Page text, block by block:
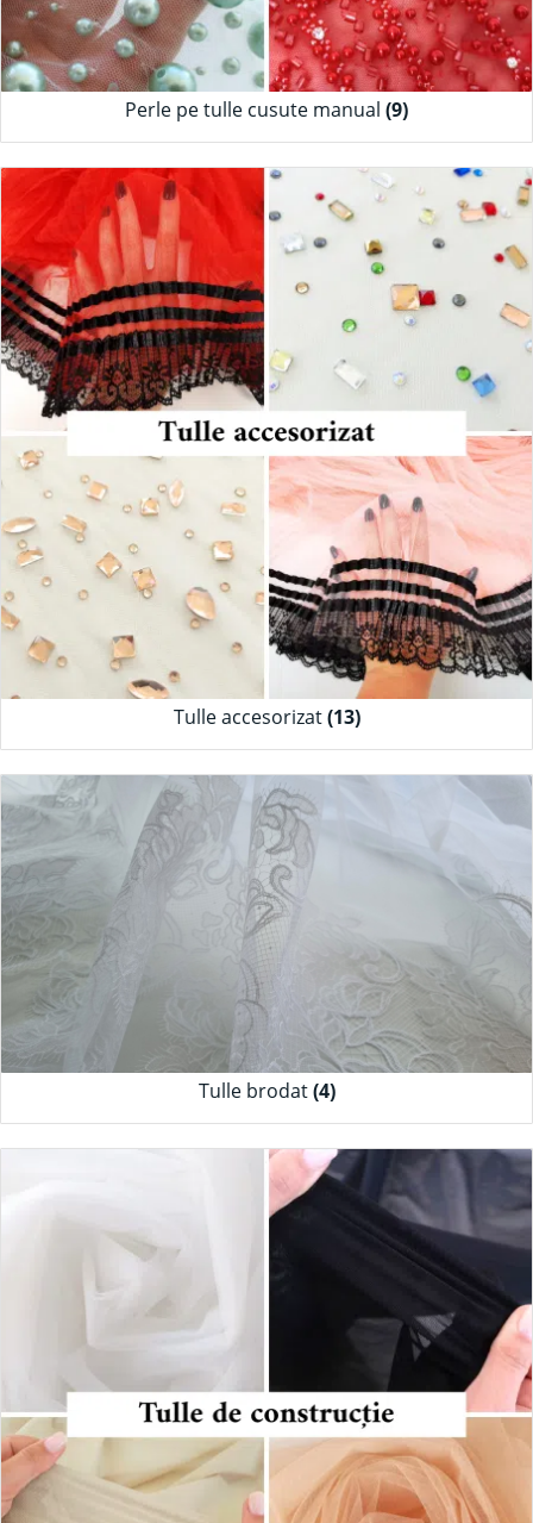
Perle pe tulle cusute manual (9)
Tulle accesorizat(13)
Tulle brodat(4)